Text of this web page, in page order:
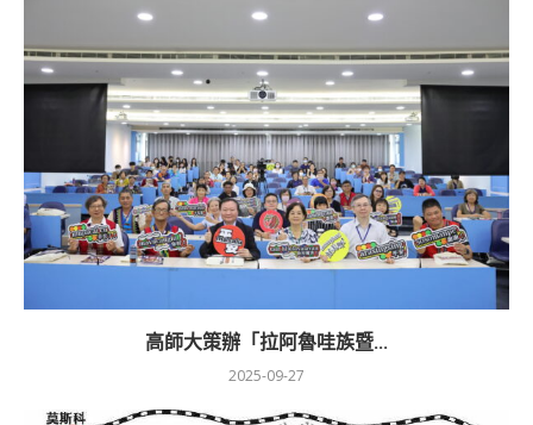
高師大策辦「拉阿魯哇族暨...
2025-09-27